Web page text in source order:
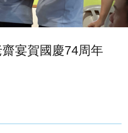
宴賀國慶74周年